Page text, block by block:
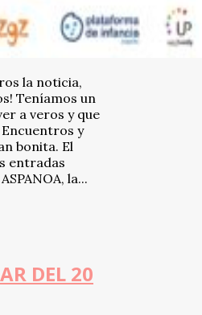
la noticia,
Teníamos un
a veros y que
y
bonita. El
entradas
la...
DEL 20